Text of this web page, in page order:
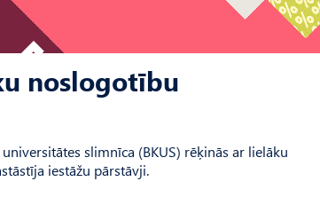
noslogotību
slimnīca (BKUS) rēķinās ar lielāku
iestāžu pārstāvji.